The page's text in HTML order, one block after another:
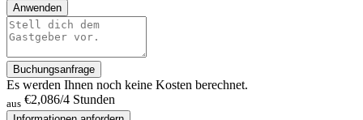
Anwenden
Buchungsanfrage
Es werden Ihnen noch keine Kosten berechnet.
aus €2,086/4 Stunden